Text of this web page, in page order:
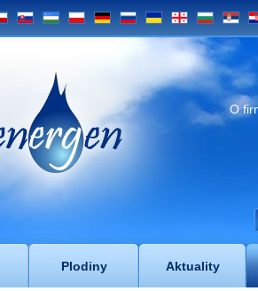
SK UZ PL DE RU UA GE BG SRB
Energen
O
Plodiny Aktuality